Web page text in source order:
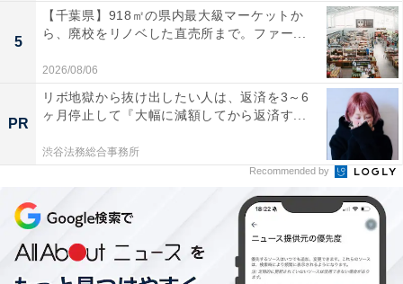
5
【千葉県】918㎡の県内最大級マーケットか
ら、廃校をリノベした直売所まで。ファー...
2026/08/06
PR
リボ地獄から抜け出したい人は、返済を3～6
ヶ月停止して『大幅に減額してから返済す...
渋谷法務総合事務所
Recommended by